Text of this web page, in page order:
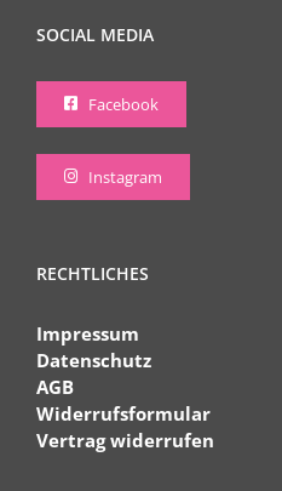
SOCIAL MEDIA
Facebook
Instagram
RECHTLICHES
Impressum
Datenschutz
AGB
Widerrufsformular
Vertrag widerrufen